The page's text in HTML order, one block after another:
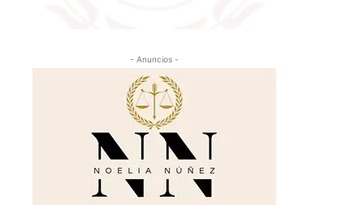
- Anuncios -